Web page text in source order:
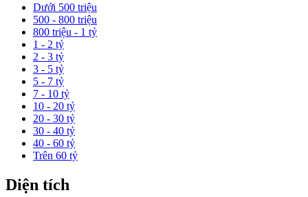
Dưới 500 triệu
500 - 800 triệu
800 triệu - 1 tỷ
1 - 2 tỷ
2 - 3 tỷ
3 - 5 tỷ
5 - 7 tỷ
7 - 10 tỷ
10 - 20 tỷ
20 - 30 tỷ
30 - 40 tỷ
40 - 60 tỷ
Trên 60 tỷ
Diện tích